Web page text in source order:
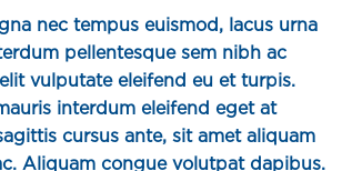
nec tempus euismod, lacus urna
pellentesque sem nibh ac
vulputate eleifend eu et turpis.
interdum eleifend eget at
cursus ante, sit amet aliquam
Aliquam congue volutpat dapibus.